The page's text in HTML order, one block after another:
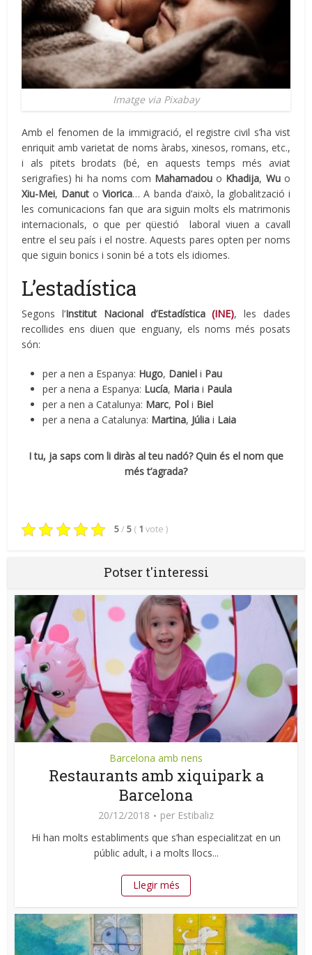
Imatge via Pixabay
Amb el fenomen de la immigració, el registre civil s’ha vist
enriquit amb varietat de noms àrabs, xinesos, romans, etc.,
i als pitets brodats (bé, en aquests temps més aviat
serigrafies) hi ha noms com Mahamadou o Khadija, Wuo
Xiu-Mei, Danut oViorica… A banda d’això, la globalització i
les comunicacions fan que ara siguin molts els matrimonis
internacionals, o que per qüestió laboral viuen a cavall
entre el seu país i el nostre. Aquests pares opten per noms
que siguin bonics i sonin bé a tots els idiomes.
L’estadística
Segons l’Institut Nacional d’Estadística(INE), les dades
recollides ens diuen que enguany, els noms més posats
són:
per a nen a Espanya: Hugo, Daniel i Pau
per a nena a Espanya: Lucía, Maria i Paula
per a nen a Catalunya: Marc, Pol i Biel
per a nena a Catalunya: Martina, Júlia i Laia
I tu, ja saps com li diràs al teu nadó? Quin és el nom que
més t’agrada?
5/ 5 ( 1 vote )
Potser t'interessi
Barcelona amb nens
Restaurants amb xiquipark a
Barcelona
20/12/2018 per Estibaliz
Hi han molts establiments que s’han especialitzat en un
públic adult, i a molts llocs...
Llegir més